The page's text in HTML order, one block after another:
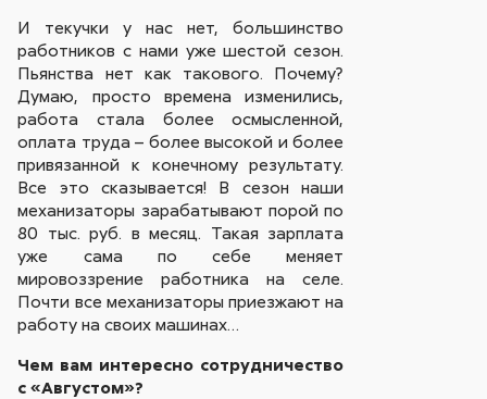
И текучки у нас нет, большинство
работников с нами уже шестой сезон.
Пьянства нет как такового. Почему?
Думаю, просто времена изменились,
работа стала более осмысленной,
оплата труда – более высокой и более
привязанной к конечному результату.
Все это сказывается! В сезон наши
механизаторы зарабатывают порой по
80 тыс. руб. в месяц. Такая зарплата
уже сама по себе меняет
мировоззрение работника на селе.
Почти все механизаторы приезжают на
работу на своих машинах…
Чем вам интересно сотрудничество
с «Августом»?